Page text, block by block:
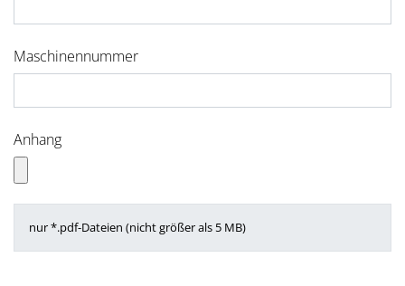
Maschinennummer
Anhang
nur *.pdf-Dateien (nicht größer als 5 MB)